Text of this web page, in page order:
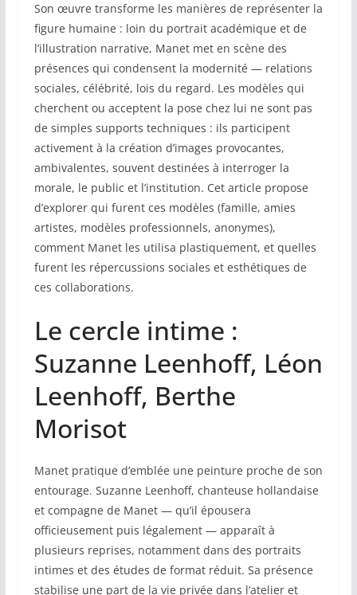
Son œuvre transforme les manières de représenter la
figure humaine : loin du portrait académique et de
l’illustration narrative, Manet met en scène des
présences qui condensent la modernité — relations
sociales, célébrité, lois du regard. Les modèles qui
cherchent ou acceptent la pose chez lui ne sont pas
de simples supports techniques : ils participent
activement à la création d’images provocantes,
ambivalentes, souvent destinées à interroger la
morale, le public et l’institution. Cet article propose
d’explorer qui furent ces modèles (famille, amies
artistes, modèles professionnels, anonymes),
comment Manet les utilisa plastiquement, et quelles
furent les répercussions sociales et esthétiques de
ces collaborations.
Le cercle intime :
Suzanne Leenhoff, Léon
Leenhoff, Berthe
Morisot
Manet pratique d’emblée une peinture proche de son
entourage. Suzanne Leenhoff, chanteuse hollandaise
et compagne de Manet — qu’il épousera
officieusement puis légalement — apparaît à
plusieurs reprises, notamment dans des portraits
intimes et des études de format réduit. Sa présence
stabilise une part de la vie privée dans l’atelier et